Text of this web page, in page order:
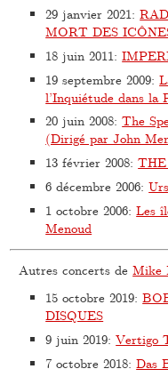
29 janvier 2021:
MORT DES
18 juin 2011:
19 septembre 2009:
l’Inquiétude dans la
20 juin 2008:The
(Dirigé par John
13 février 2008:
6 décembre 2006:
1 octobre 2006:Les
Menoud
Autres concerts deMike
15 octobre 2019:
DISQUES
9 juin 2019:Vertigo
7 octobre 2018:Das